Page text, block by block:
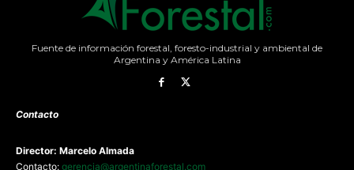
Fuente de información forestal, foresto-industrial y ambiental de
Argentina y América Latina
Contacto
Director: Marcelo Almada
Contacto: gerencia@argentinaforestal.com